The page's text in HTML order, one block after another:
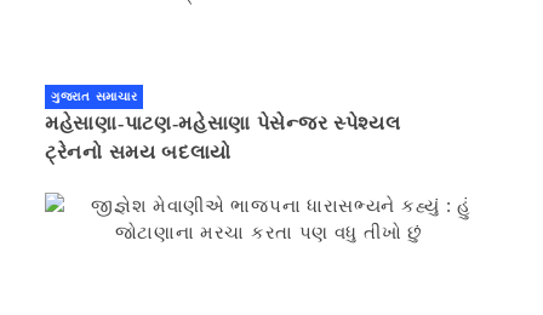
ગુજરાત સમાચાર
મહેસાણા-પાટણ-મહેસાણા પેસેન્જર સ્પેશ્યલ
ટ્રેનનો સમય બદલાયો